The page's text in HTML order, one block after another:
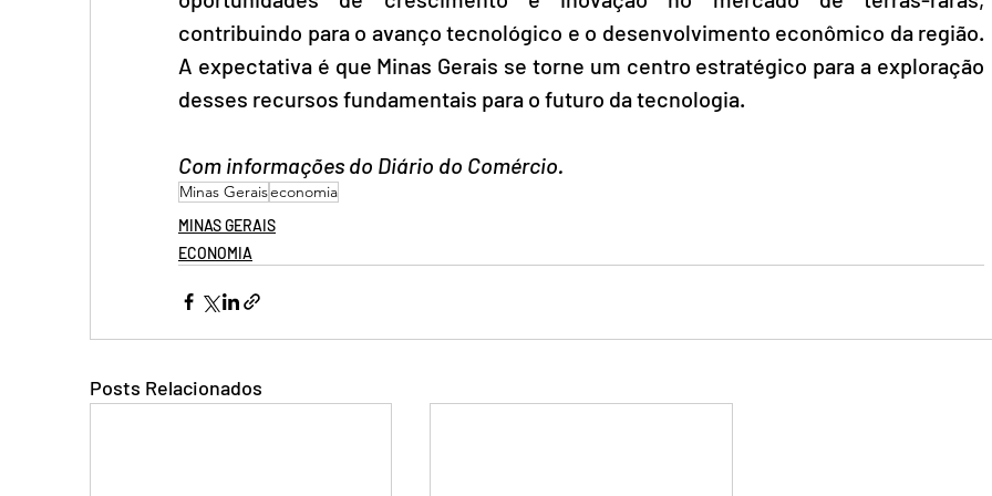
contribuindo para o avanço tecnológico e o desenvolvimento econômico da região.
A expectativa é que Minas Gerais se torne um centro estratégico para a exploração
desses recursos fundamentais para o futuro da tecnologia.
Com informações do Diário do Comércio.
Minas Geraiseconomia
MINAS GERAIS
ECONOMIA
Posts Relacionados